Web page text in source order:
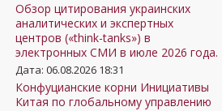
Обзор цитирования украинских
аналитических и экспертных
центров («think-tanks») в
электронных СМИ в июле 2026 года.
Дата: 06.08.2026 18:31
Конфуцианские корни Инициативы
Китая по глобальному управлению